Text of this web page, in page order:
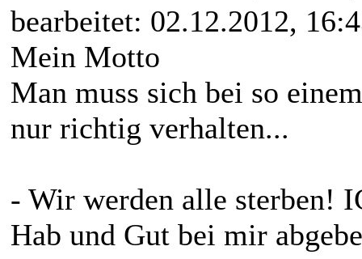
bearbeitet: 02.12.2012,
Mein Motto
Man muss sich bei so
nur richtig verhalten...
- Wir werden alle sterben!
Hab und Gut bei mir